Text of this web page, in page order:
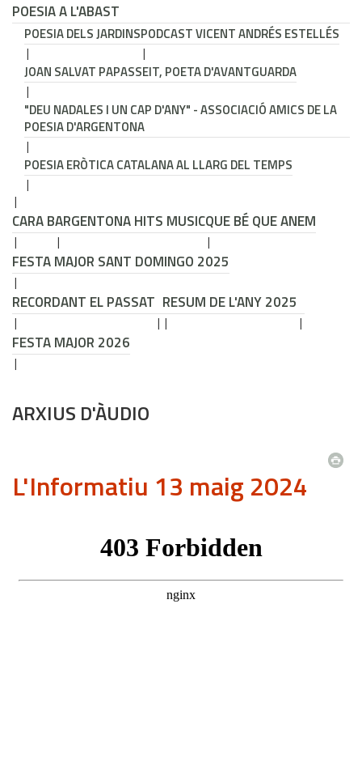
POESIA A L'ABAST
POESIA DELS JARDINSPODCAST VICENT ANDRÉS ESTELLÉS
JOAN SALVAT PAPASSEIT, POETA D'AVANTGUARDA
"DEU NADALES I UN CAP D'ANY" - ASSOCIACIÓ AMICS DE LA
POESIA D'ARGENTONA
POESIA ERÒTICA CATALANA AL LLARG DEL TEMPS
CARA BARGENTONA HITS MUSICQUE BÉ QUE ANEM
FESTA MAJOR SANT DOMINGO 2025
RECORDANT EL PASSAT RESUM DE L'ANY 2025
FESTA MAJOR 2026
ARXIUS D'ÀUDIO
L'Informatiu 13 maig 2024